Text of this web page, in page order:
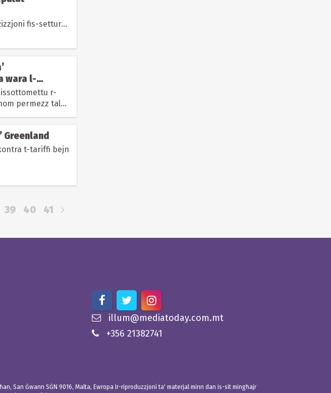
fis-settur...
wara l-
r-
permezz tal-
Greenland
t-tariffi bejn
39 40 41
illum@mediatoday.com.mt
+356 21382741
San Ġwann SĠN 9016, Malta, Ewropa Ir-riproduzzjoni ta' materjal minn dan is-sit mingħajr